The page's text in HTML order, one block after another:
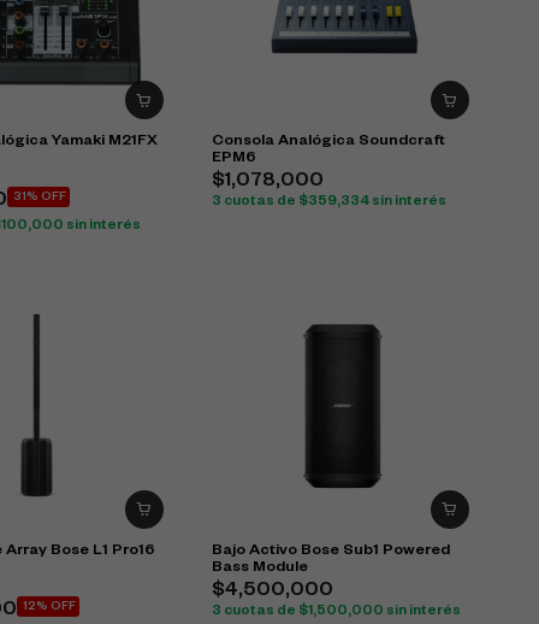
Yamaki M21FX
31% OFF
100,000 sin interés
Consola Analógica Soundcraft
EPM6
$1,078,000
3 cuotas de $359,334sin interés
Bose L1 Pro16
12% OFF
Bajo Activo Bose Sub1 Powered
Bass Module
$4,500,000
3 cuotas de $1,500,000 sin interés